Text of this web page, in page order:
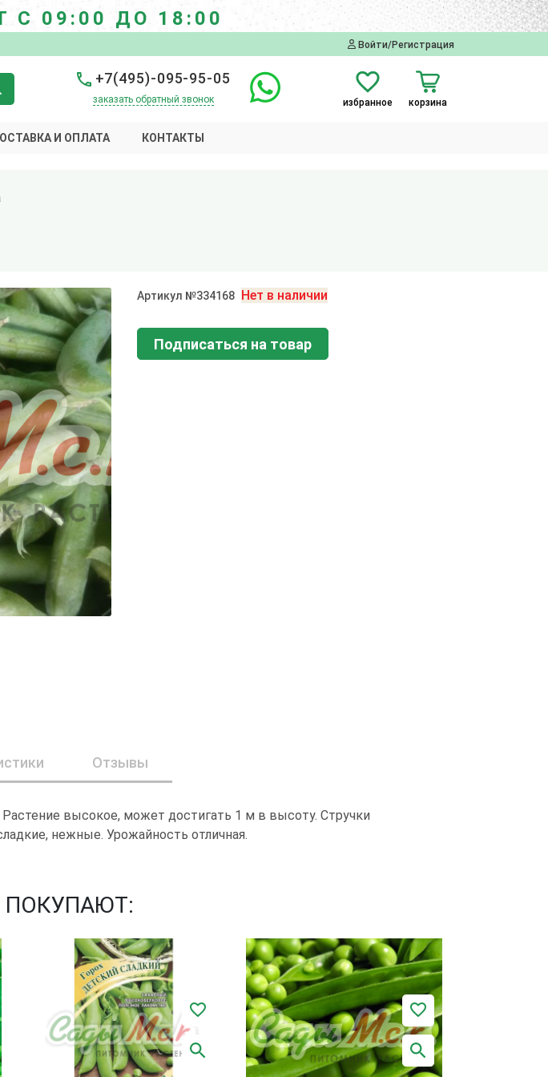
С 09:00 ДО 18:00
Войти/Регистрация
+7(495)-095-95-05
заказать обратный звонок избранное корзина
И ОПЛАТА КОНТАКТЫ
Артикул №334168 Нет в наличии
Подписаться на товар
Отзывы
Растение высокое, может достигать 1 м в высоту. Стручки
нежные. Урожайность отличная.